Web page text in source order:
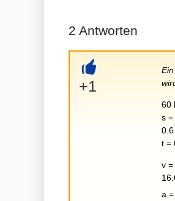
2 Antworten
+
+1
60
s
t =
v =
a